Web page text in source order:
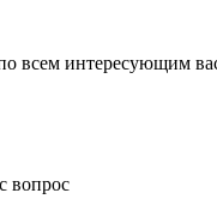
всем интересующим
вопрос